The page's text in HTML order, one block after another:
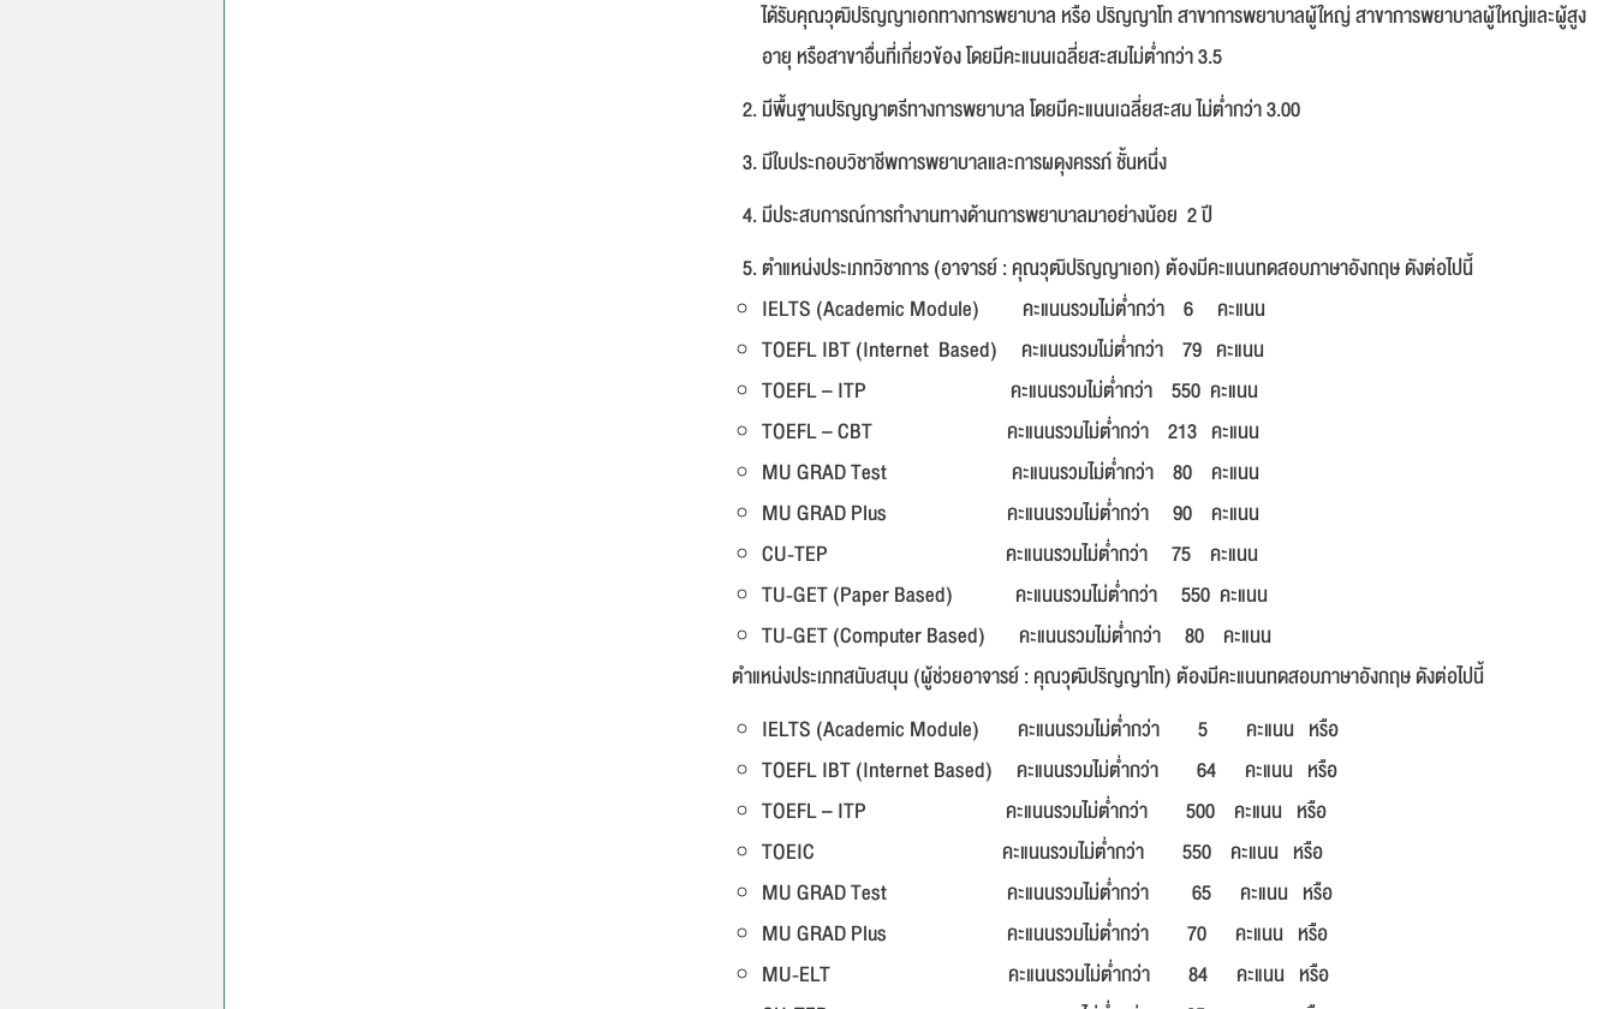
ได้รับคุณวุฒิปริญญาเอกทางการพยาบาล หรือ ปริญญาโท สาขาการพยาบาลผู้ใหญ่ สาขาการพยาบาลผู้ใหญ่และผู้สูง
อายุ หรือสาขาอื่นที่เกี่ยวข้อง โดยมีคะแนนเฉลี่ยสะสมไม่ต่ำกว่า 3.5
มีพื้นฐานปริญญาตรีทางการพยาบาล โดยมีคะแนนเฉลี่ยสะสม ไม่ต่ำกว่า 3.00
มีใบประกอบวิชาชีพการพยาบาลและการผดุงครรภ์ ชั้นหนึ่ง
มีประสบการณ์การทำงานทางด้านการพยาบาลมาอย่างน้อย 2 ปี
ตำแหน่งประเภทวิชาการ (อาจารย์ : คุณวุฒิปริญญาเอก) ต้องมีคะแนนทดสอบภาษาอังกฤษ ดังต่อไปนี้
IELTS (Academic Module) คะแนนรวมไม่ต่ำกว่า 6 คะแนน
TOEFL IBT (Internet Based) คะแนนรวมไม่ต่ำกว่า 79 คะแนน
TOEFL – ITP คะแนนรวมไม่ต่ำกว่า 550 คะแนน
TOEFL – CBT คะแนนรวมไม่ต่ำกว่า 213 คะแนน
MU GRAD Test คะแนนรวมไม่ต่ำกว่า 80 คะแนน
MU GRAD Plus คะแนนรวมไม่ต่ำกว่า 90 คะแนน
CU-TEP คะแนนรวมไม่ต่ำกว่า 75 คะแนน
TU-GET (Paper Based) คะแนนรวมไม่ต่ำกว่า 550 คะแนน
TU-GET (Computer Based) คะแนนรวมไม่ต่ำกว่า 80 คะแนน
ตำแหน่งประเภทสนับสนุน (ผู้ช่วยอาจารย์ : คุณวุฒิปริญญาโท) ต้องมีคะแนนทดสอบภาษาอังกฤษ ดังต่อไปนี้
IELTS (Academic Module) คะแนนรวมไม่ต่ำกว่า 5 คะแนน หรือ
TOEFL IBT (Internet Based) คะแนนรวมไม่ต่ำกว่า 64 คะแนน หรือ
TOEFL – ITP คะแนนรวมไม่ต่ำกว่า 500 คะแนน หรือ
TOEIC คะแนนรวมไม่ต่ำกว่า 550 คะแนน หรือ
MU GRAD Test คะแนนรวมไม่ต่ำกว่า 65 คะแนน หรือ
MU GRAD Plus คะแนนรวมไม่ต่ำกว่า 70 คะแนน หรือ
MU-ELT คะแนนรวมไม่ต่ำกว่า 84 คะแนน หรือ